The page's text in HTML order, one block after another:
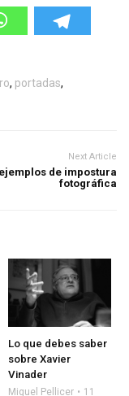
, portadas,
Next Article
de impostura
fotográfica
Lo que debes saber
sobre Xavier
Vinader
Miquel Pellicer 11